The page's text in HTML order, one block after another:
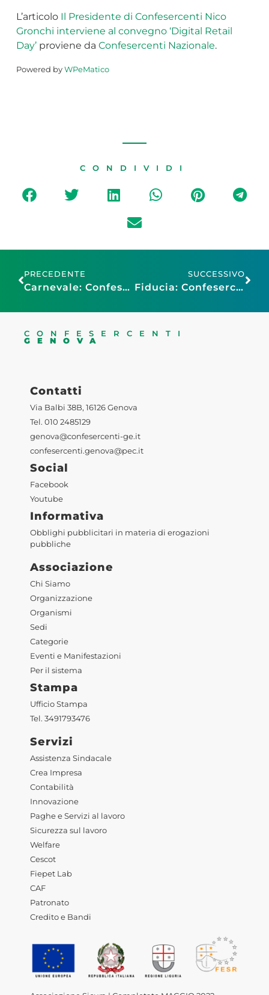
L’articolo Il Presidente di Confesercenti Nico
Gronchi interviene al convegno ‘Digital Retail
Day’proviene da Confesercenti Nazionale.
Powered by WPeMatico
CONDIVIDI
PRECEDENTE
Carnevale: Confesercenti, fra tradizione e viaggi nel 2026 vale 1,2 miliardi di euro
SUCCESSIVO
Fiducia: Confesercenti, segnali positivi, ma la traiettoria resta incerta
CONFESERCENTI
GENOVA
Contatti
Via Balbi 38B, 16126 Genova
Tel. 010 2485129
genova@confesercenti-ge.it
confesercenti.genova@pec.it
Social
Facebook
Youtube
Informativa
Obblighi pubblicitari in materia di erogazioni
pubbliche
Associazione
Chi Siamo
Organizzazione
Organismi
Sedi
Categorie
Eventi e Manifestazioni
Per il sistema
Stampa
Ufficio Stampa
Tel. 3491793476
Servizi
Assistenza Sindacale
Crea Impresa
Contabilità
Innovazione
Paghe e Servizi al lavoro
Sicurezza sul lavoro
Welfare
Cescot
Fiepet Lab
CAF
Patronato
Credito e Bandi